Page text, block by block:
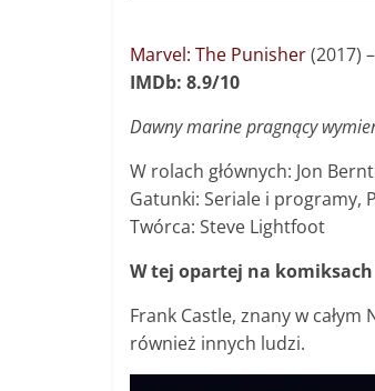
Marvel: The Punisher(2017)
IMDb: 8.9/10
Dawny marine pragnący
W rolach głównych: Jon
Gatunki: Seriale i programy,
Twórca: Steve Lightfoot
W tej opartej na komiksach
Frank Castle, znany w
również innych ludzi.